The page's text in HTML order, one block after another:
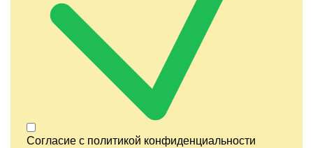
Согласие с политикой конфиденциальности